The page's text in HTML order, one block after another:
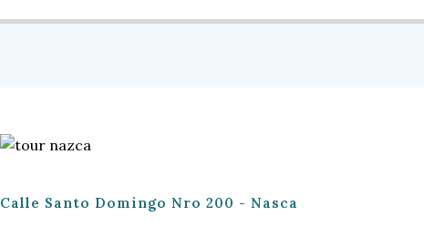
Calle Santo Domingo Nro 200 - Nasca